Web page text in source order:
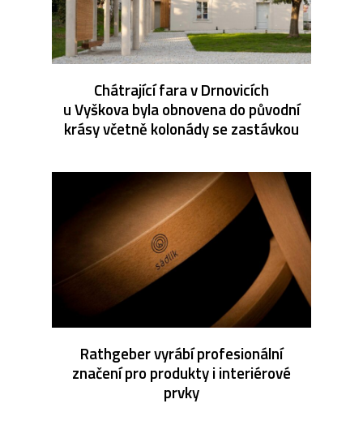
Chátrající fara v Drnovicích
u Vyškova byla obnovena do původní
krásy včetně kolonády se zastávkou
Rathgeber vyrábí profesionální
značení pro produkty i interiérové
prvky